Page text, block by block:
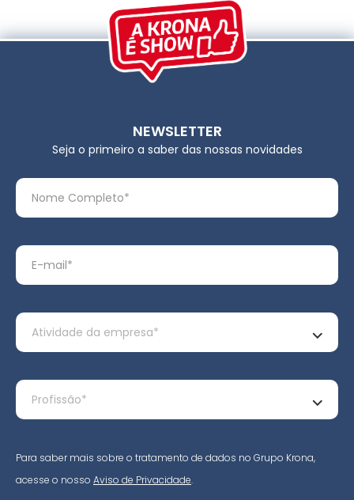
NEWSLETTER
Seja o primeiro a saber das nossas novidades
Para saber mais sobre o tratamento de dados no Grupo Krona,
acesse o nosso Aviso de Privacidade.